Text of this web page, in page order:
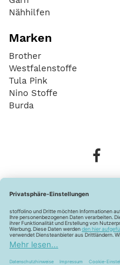
Nähhilfen
Marken
Brother
Westfalenstoffe
Tula Pink
Nino Stoffe
Burda
Widerrufsbelehrung
Barrierefreiheitserklärung